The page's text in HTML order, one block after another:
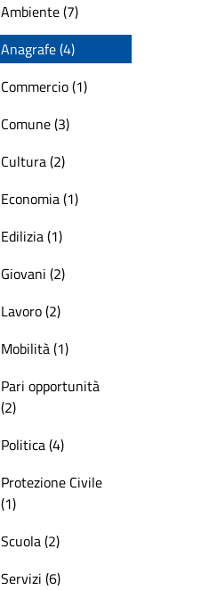
Ambiente (7)
Anagrafe (4)
Commercio (1)
Comune (3)
Cultura (2)
Economia (1)
Edilizia (1)
Giovani (2)
Lavoro (2)
Mobilità (1)
Pari opportunità
(2)
Politica (4)
Protezione Civile
(1)
Scuola (2)
Servizi (6)